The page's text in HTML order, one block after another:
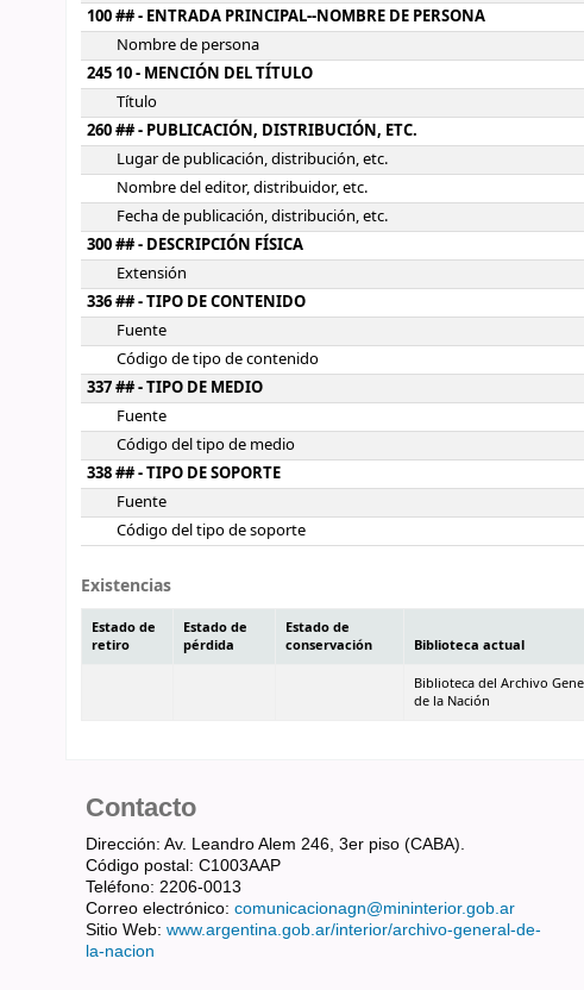
100 ## - ENTRADA PRINCIPAL--NOMBRE DE PERSONA
Nombre de persona
245 10 - MENCIÓN DEL TÍTULO
Título
260 ## - PUBLICACIÓN, DISTRIBUCIÓN, ETC.
Lugar de publicación, distribución, etc.
Nombre del editor, distribuidor, etc.
Fecha de publicación, distribución, etc.
300 ## - DESCRIPCIÓN FÍSICA
Extensión
336 ## - TIPO DE CONTENIDO
Fuente
Código de tipo de contenido
337 ## - TIPO DE MEDIO
Fuente
Código del tipo de medio
338 ## - TIPO DE SOPORTE
Fuente
Código del tipo de soporte
Existencias
Estado de
retiro
Estado de
pérdida
Estado de
conservación
Biblioteca actual
Biblioteca del Archivo
de la Nación
Contacto
Dirección: Av. Leandro Alem 246, 3er piso (CABA).
Código postal: C1003AAP
Teléfono: 2206-0013
Correo electrónico: comunicacionagn@mininterior.gob.ar
Sitio Web: www.argentina.gob.ar/interior/archivo-general-de-
la-nacion